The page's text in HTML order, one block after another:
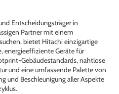
Entscheidungsträger in
Partner mit einem
bietet Hitachi einzigartige
energieeffiziente Geräte für
Gebäudestandards, nahtlose
und eine umfassende Palette von
und Beschleunigung aller Aspekte